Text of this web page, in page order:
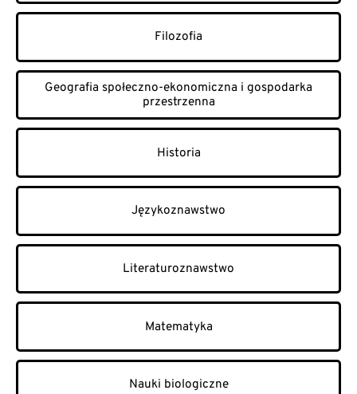
Filozofia
Geografia społeczno-ekonomiczna i gospodarka
przestrzenna
Historia
Językoznawstwo
Literaturoznawstwo
Matematyka
Nauki biologiczne